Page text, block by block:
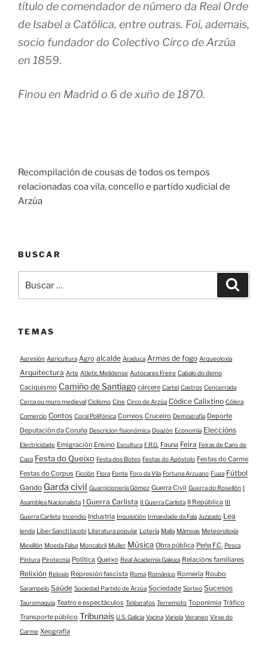
título de comendador de número da Real Orde
de Isabel a Católica, entre outras. Foi, ademais,
socio fundador do Colectivo Circo de Arzúa
en 1859.
Finou en Madrid o 6 de xuño de 1870.
Recompilación de cousas de todos os tempos
relacionadas coa vila, concello e partido xudicial de
Arzúa
BUSCAR
TEMAS
Agresión Agricultura Agro alcalde Araduca Armas de fogo Arqueoloxía
Arquitectura Arte Atletic Melidense Autocares Freire Cabalo do demo
Caciquismo Camiño de Santiago cárcere Cartel Castros Cencerrada
Cerca ou muro medieval Ciclismo Cine Circo de Arzúa Códice Calixtino Cólera
Comercio Contos Coral Polifónica Correos Cruceiro Demografía Deporte
Deputación da Coruña Descricion fisionómica Doazón Economía Eleccións
Electricidade Emigración Ensino Escultura F.R.G. Fauna Feira Feiras de Cans de
Caza Festa do Queixo Festa dos Botes Festas do Apóstolo Festas do Carme
Festas do Corpus Ficción Flora Fonte Foro da Vila Fortuna Arzuano Fuga Fútbol
Gando Garda civil Guarnicionería Gómez Guerra Civil Guerra do Rosellón I
Asamblea Nacionalista I Guerra Carlista II Guerra Carlista II República III
Guerra Carlista Incendio Industria Inquisición Irmandade da Fala Juzgado Lea
lenda Liber Sancti Iacobi Literatura popular Lotería Malla Mámoas Meteoroloxía
Mexillón Moeda Falsa Moncabril Muller Música Obra pública Peña F.C. Pesca
Pintura Pirotecnia Política Queixo Real Academia Galega Relacións familiares
Relixión Reloxio Represión fascista Roma Románico Romería Roubo
Sarampelo Saúde Sociedad Partido de Arzúa Sociedade Sorteo Sucesos
Tauromaquia Teatro e espectáculos Telégrafos Terremoto Toponimia Tráfico
Transporte público Tribunais U.S. Galicia Vacina Variola Veraneo Virxe do
Carme Xeografía